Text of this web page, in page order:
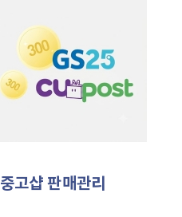
중고샵 판매관리